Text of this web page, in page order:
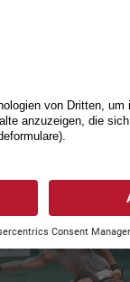
unserer
Kader die
Diese